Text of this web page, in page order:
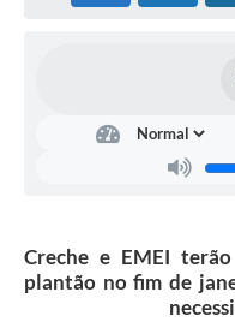
Legislação
Contratos
Creche e EMEI
plantão no fim de